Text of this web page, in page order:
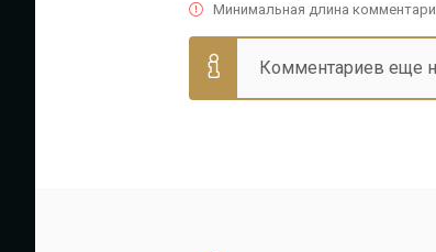
Минимальная длина
Комментариев еще